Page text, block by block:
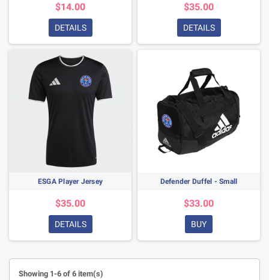
$14.00
DETAILS
$35.00
DETAILS
ESGA Player Jersey
$35.00
DETAILS
Defender Duffel - Small
$33.00
BUY
Showing 1-6 of 6 item(s)